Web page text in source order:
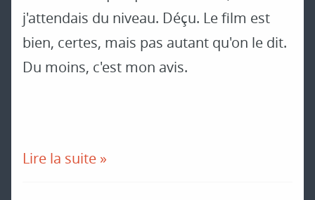
j'attendais du niveau. Déçu. Le film est
bien, certes, mais pas autant qu'on le dit.
Du moins, c'est mon avis.
Lire la suite »